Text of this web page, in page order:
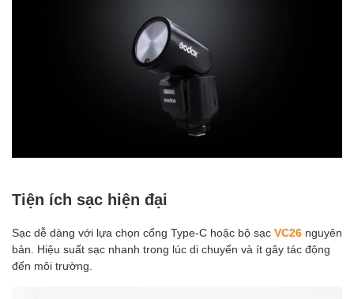
Tiện ích sạc hiện đại
Sạc dễ dàng với lựa chọn cổng Type-C hoặc bộ sạc VC26 nguyên
bản. Hiệu suất sạc nhanh trong lúc di chuyển và ít gây tác động
đến môi trường.